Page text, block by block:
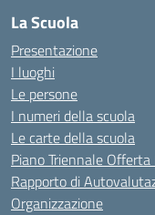
La Scuola
Presentazione
I luoghi
Le persone
I numeri della scuola
Le carte della scuola
Piano Triennale
Rapporto di
Organizzazione